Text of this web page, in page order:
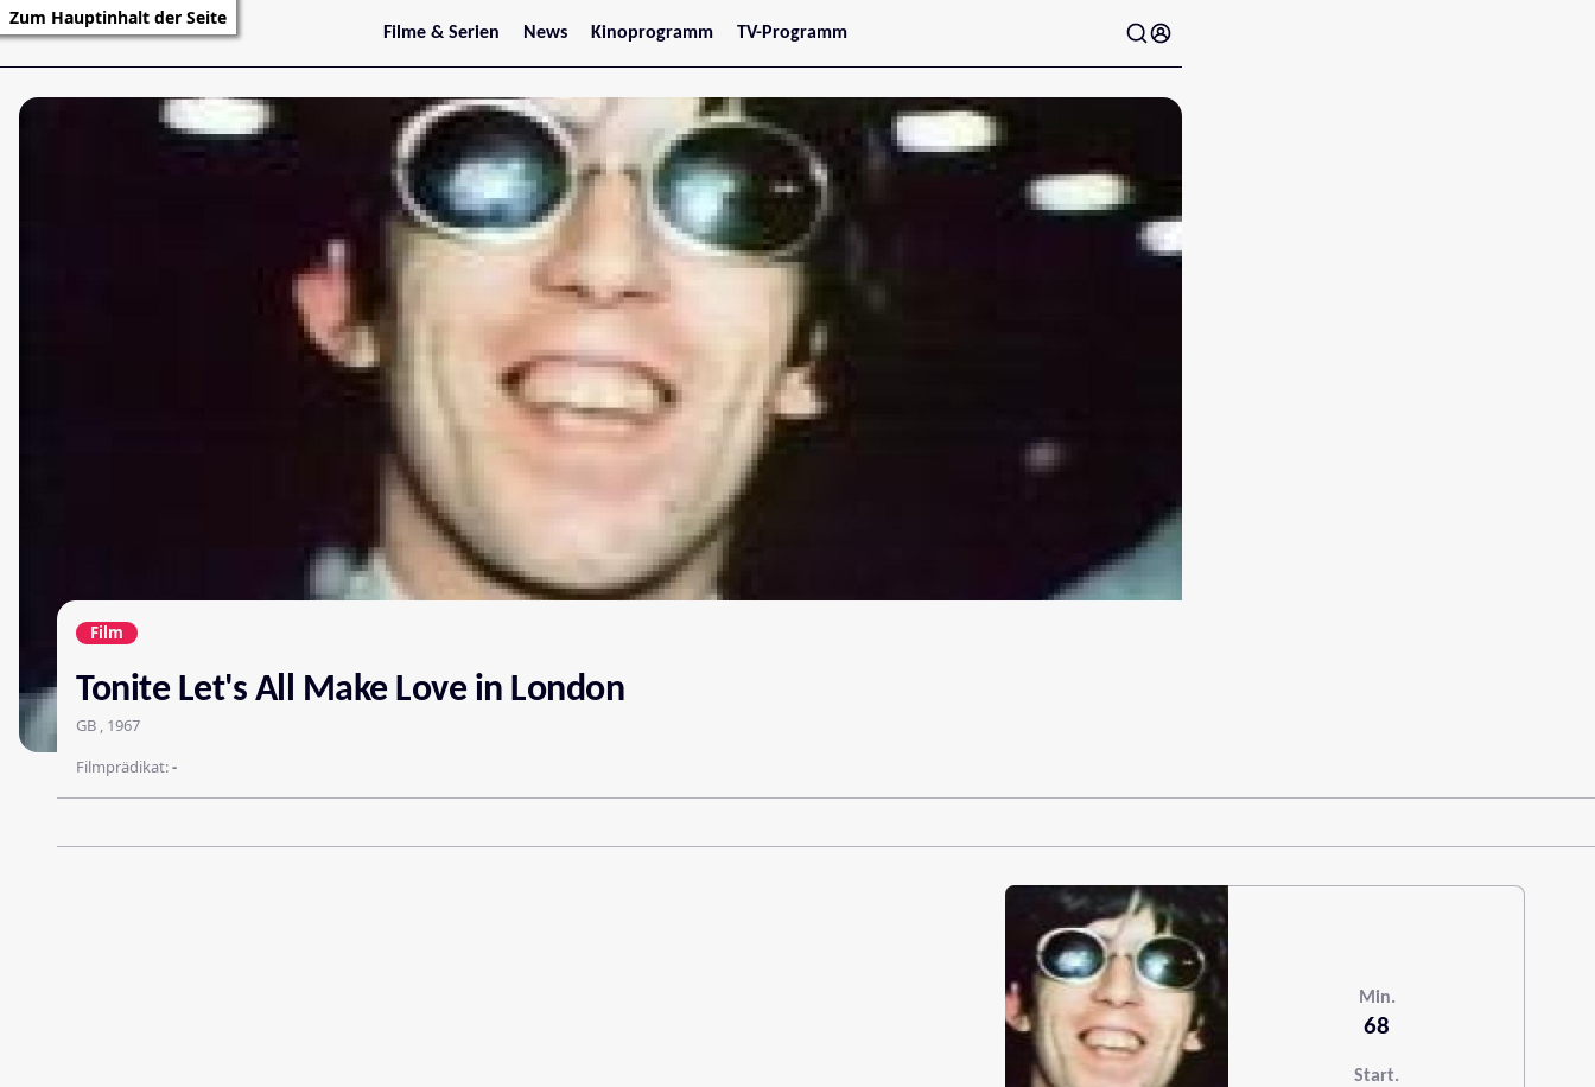
Zum Hauptinhalt der Seite
Filme & Serien
Trailer
Filmarchiv
Serienarchiv
News
Stars
Kinoprogramm
Jetzt im Kino
Wien
Niederösterreich
Oberösterreich
Steiermark
Burgenland
Kärnten
Tirol
Vorarlberg
TV-Programm
Film
Tonite Let's All Make Love in London
GB , 1967
Filmprädikat:-
Min.
68
Start.